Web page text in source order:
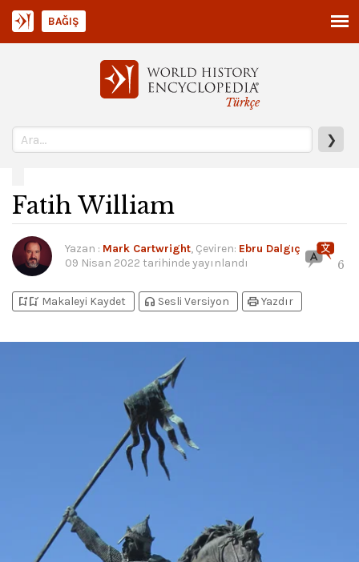
Türkçe
❯
BAĞIŞ
Fatih William
Yazan : Mark Cartwright, Çeviren: Ebru Dalgıç
09 Nisan 2022 tarihinde yayınlandı 6
bookmark_addbookmark_added Makaleyi Kaydet headphones Sesli Versiyon printYazdır